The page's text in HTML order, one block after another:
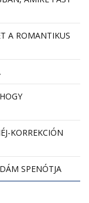
A ROMANTIKUS
KORREKCIÓN
SPENÓTJA